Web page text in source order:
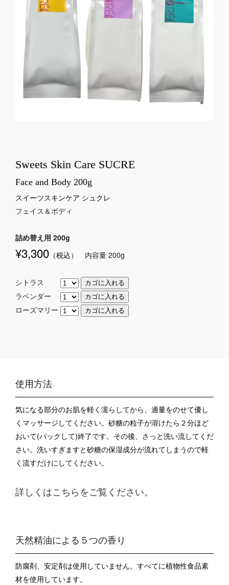
Sweets Skin Care SUCRE
Face and Body 200g
スイーツスキンケア シュクレ
フェイス＆ボディ
詰め替え用 200g
¥3,300 （税込） 内容量 200g
シトラス
ラベンダー
ローズマリー
使用方法
気になる部分のお肌を軽く濡らしてから、適量をのせて優し
くマッサージしてください。砂糖の粒子が溶けたら２分ほど
おいて(パックして)終了です。その後、さっと洗い流してくだ
さい。洗いすぎますと砂糖の保湿成分が流れてしまうので軽
く流すだけにしてください。
詳しくはこちらをご覧ください。
天然精油による５つの香り
防腐剤、安定剤は使用していません。すべてに植物性食品素
材を使用しています。